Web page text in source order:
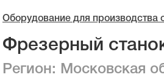
Оборудование для производства
Фрезерный
Регион: Московская